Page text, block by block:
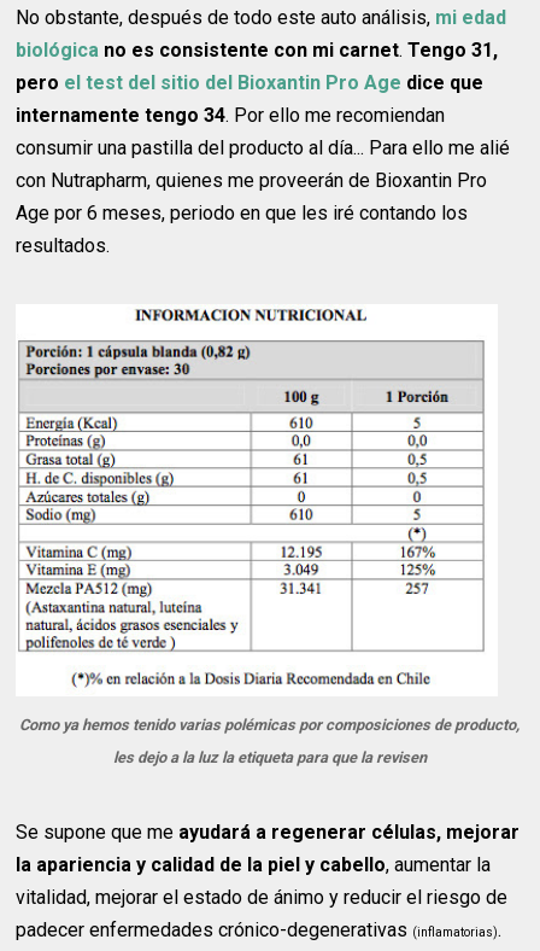
No obstante, después de todo este auto análisis, mi edad
biológica no es consistente con mi carnet.Tengo 31,
pero el test del sitio del Bioxantin Pro Age dice que
internamente tengo 34. Por ello me recomiendan
consumir una pastilla del producto al día... Para ello me alié
con Nutrapharm, quienes me proveerán de Bioxantin Pro
Age por 6 meses, periodo en que les iré contando los
resultados.
Como ya hemos tenido varias polémicas por composiciones de producto,
les dejo a la luz la etiqueta para que la revisen
Se supone que me ayudará a regenerar células, mejorar
la apariencia y calidad de la piel y cabello, aumentar la
vitalidad, mejorar el estado de ánimo y reducir el riesgo de
padecer enfermedades crónico-degenerativas (inflamatorias).